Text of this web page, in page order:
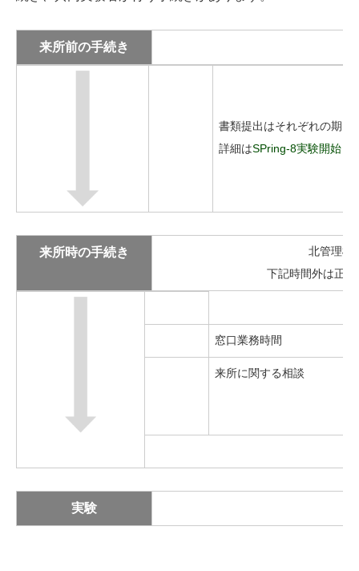
来所前の手続き
書類提出はそれぞれの期日
詳細はSPring-8実験開始ま
来所時の手続き
北管理棟
下記時間外は正
窓口業務時間
来所に関する相談
実験